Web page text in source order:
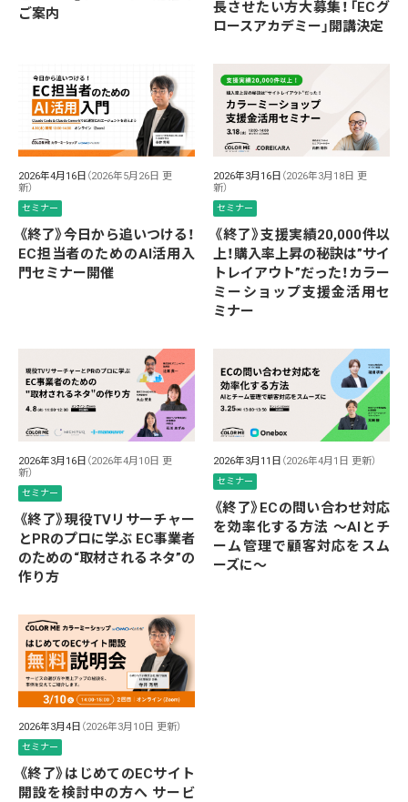
ご案内
長させたい方大募集！「ECグ
ロースアカデミー」開講決定
2026年4月16日 （2026年5月26日 更
新）
セミナー
《終了》今日から追いつける！
EC担当者のためのAI活用入
門セミナー開催
2026年3月16日 （2026年3月18日 更
新）
セミナー
《終了》支援実績20,000件以
上！購入率上昇の秘訣は”サイ
トレイアウト”だった！カラー
ミーショップ支援金活用セ
ミナー
2026年3月16日 （2026年4月10日 更
新）
セミナー
《終了》現役TVリサーチャー
とPRのプロに学ぶ EC事業者
のための“取材されるネタ”の
作り方
2026年3月11日 （2026年4月1日 更新）
セミナー
《終了》ECの問い合わせ対応
を効率化する方法 ～AIとチ
ーム管理で顧客対応をスム
ーズに～
2026年3月4日 （2026年3月10日 更新）
セミナー
《終了》はじめてのECサイト
開設を検討中の方へ サービ